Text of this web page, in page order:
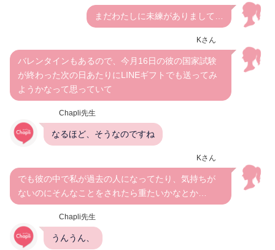
まだわたしに未練がありまして…
Kさん
バレンタインもあるので、今月16日の彼の国家試験
が終わった次の日あたりにLINEギフトでも送ってみ
ようかなって思っていて
Chapli先生
なるほど、そうなのですね
Kさん
でも彼の中で私が過去の人になってたり、気持ちが
ないのにそんなことをされたら重たいかなとか…
Chapli先生
うんうん、